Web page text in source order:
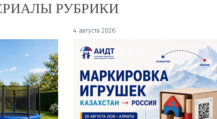
РУБРИКИ
4 августа 2026